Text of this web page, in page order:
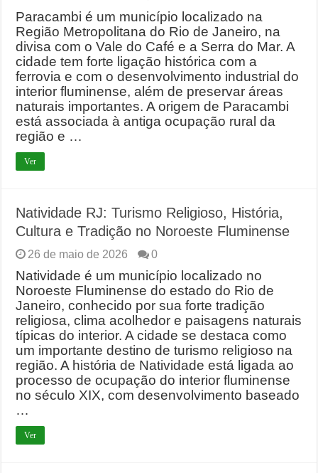
Paracambi é um município localizado na
Região Metropolitana do Rio de Janeiro, na
divisa com o Vale do Café e a Serra do Mar. A
cidade tem forte ligação histórica com a
ferrovia e com o desenvolvimento industrial do
interior fluminense, além de preservar áreas
naturais importantes. A origem de Paracambi
está associada à antiga ocupação rural da
região e …
Ver
Natividade RJ: Turismo Religioso, História,
Cultura e Tradição no Noroeste Fluminense
26 de maio de 2026 0
Natividade é um município localizado no
Noroeste Fluminense do estado do Rio de
Janeiro, conhecido por sua forte tradição
religiosa, clima acolhedor e paisagens naturais
típicas do interior. A cidade se destaca como
um importante destino de turismo religioso na
região. A história de Natividade está ligada ao
processo de ocupação do interior fluminense
no século XIX, com desenvolvimento baseado
…
Ver